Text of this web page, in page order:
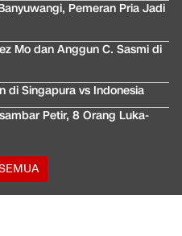
Pemeran Pria Jadi
Mo dan Anggun C. Sasmi di
di Singapura vs Indonesia
Petir, 8 Orang Luka-